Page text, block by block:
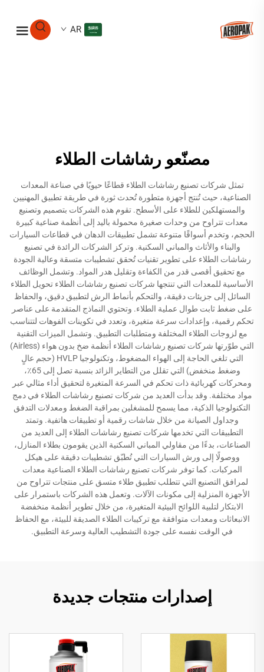
AR
مصنّعو رشاشات الطلاء
تمثل شركات تصنيع رشاشات الطلاء قطاعًا حيويًا في صناعة المعدات
الصناعية، حيث تُنتج أجهزة متطورة تُحدث ثورة في طريقة تطبيق المهنيين
والمستهلكين للطلاء على الأسطح. تقوم هذه الشركات بتصميم وتصنيع
معدات تتراوح من وحدات صغيرة محمولة باليد إلى أنظمة صناعية كبيرة
الحجم، وتخدم أسواقًا متنوعة تشمل تطبيقات الدهان في قطاعات السيارات
والبناء والأثاث والمباني السكنية. وتركز الشركات الرائدة في تصنيع
رشاشات الطلاء على تطوير تقنيات تُحقق تشطيبات متسقة وعالية الجودة
مع تحقيق أقصى قدر من الكفاءة وتقليل هدر المواد. وتشمل الوظائف
الأساسية للمعدات التي تنتجها شركات تصنيع رشاشات الطلاء تحويل الطلاء
السائل إلى جزيئات دقيقة، والتحكم بأنماط الرش لتطبيق دقيق، والحفاظ
على ضغط ثابت طوال عملية الطلاء. وتحتوي النماذج المتقدمة على عناصر
تحكم رقمية، وإعدادات سرعة متغيرة، وتعدد في تكوينات الفوهات لتتناسب
مع لزوجات الطلاء المختلفة ومتطلبات التطبيق. وتشمل الميزات التقنية
التي طوّرتها شركات تصنيع رشاشات الطلاء أنظمة ضخ بدون هواء (Airless)
التي تلغي الحاجة إلى الهواء المضغوط، وتكنولوجيا HVLP (حجم عالٍ
وضغط منخفض) التي تقلل من التطاير الزائد بنسبة تصل إلى 65٪،
ومحركات كهربائية ذات تحكم في السرعة المتغيرة لتحقيق أداء مثالي عبر
مواد مختلفة. وقد بدأت العديد من شركات تصنيع رشاشات الطلاء في دمج
التكنولوجيا الذكية، مما يسمح للمشغلين بمراقبة الضغط ومعدلات التدفق
وجداول الصيانة من خلال شاشات رقمية أو تطبيقات هاتفية. وتمتد
التطبيقات التي تخدمها شركات تصنيع رشاشات الطلاء إلى العديد من
الصناعات، بدءًا من مقاولي المباني السكنية الذين يقومون بطلاء المنازل،
ووصولًا إلى ورش السيارات التي تُطبّق تشطيبات دقيقة على هيكل
المركبات. كما توفر شركات تصنيع رشاشات الطلاء الصناعية معدات
لمرافق التصنيع التي تتطلب تطبيق طلاء متسق على منتجات تتراوح من
الأجهزة المنزلية إلى مكونات الآلات. وتعمل هذه الشركات باستمرار على
الابتكار لتلبية اللوائح البيئية المتغيرة، من خلال تطوير أنظمة منخفضة
الانبعاثات ومعدات متوافقة مع تركيبات الطلاء الصديقة للبيئة، مع الحفاظ
في الوقت نفسه على جودة التشطيب العالية وسرعة التطبيق.
إصدارات منتجات جديدة